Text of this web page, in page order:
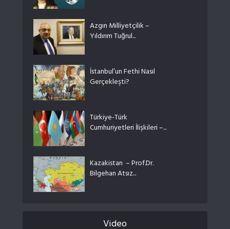
Azgın Milliyetçilik –
Yıldırım Tuğrul...
İstanbul’un Fethi Nasıl
Gerçekleşti?
Türkiye-Türk
Cumhuriyetleri İlişkileri –...
Kazakistan – Prof.Dr.
Bilgehan Atsız...
Video